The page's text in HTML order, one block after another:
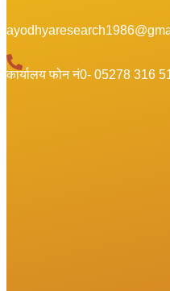
कार्यालय फोन नं0- 05278 316